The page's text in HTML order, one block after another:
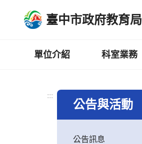
臺中市政府教育局
單位介紹 科室業務
:::
公告與活動
公告訊息